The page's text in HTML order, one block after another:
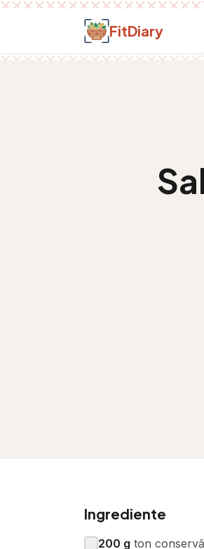
Salt la conținut
FitDiary
Ingrediente
200 g ton